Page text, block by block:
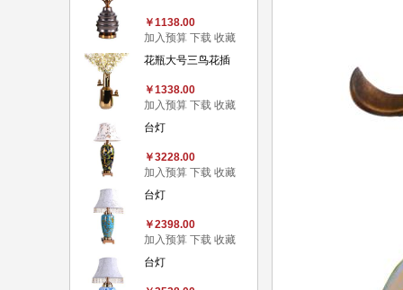
￥1138.00
加入预算 下载 收藏
花瓶大号三鸟花插
￥1338.00
加入预算 下载 收藏
台灯
￥3228.00
加入预算 下载 收藏
台灯
￥2398.00
加入预算 下载 收藏
台灯